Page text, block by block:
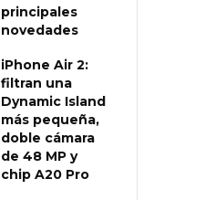
principales
novedades
iPhone Air 2:
filtran una
Dynamic Island
más pequeña,
doble cámara
de 48 MP y
chip A20 Pro